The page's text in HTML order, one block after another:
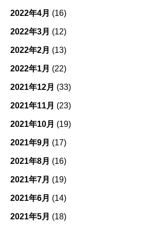
2022年4月 (16)
2022年3月 (12)
2022年2月 (13)
2022年1月 (22)
2021年12月 (33)
2021年11月 (23)
2021年10月 (19)
2021年9月 (17)
2021年8月 (16)
2021年7月 (19)
2021年6月 (14)
2021年5月 (18)